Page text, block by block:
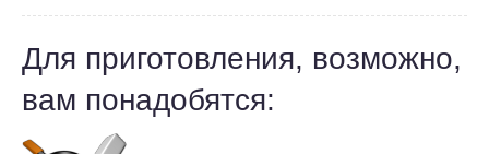
Для приготовления, возможно,
вам понадобятся: